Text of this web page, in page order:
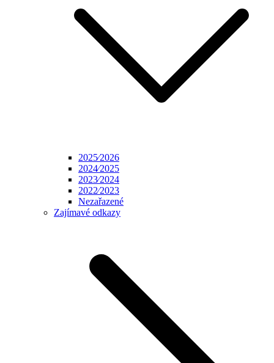
2025⁄2026
2024⁄2025
2023⁄2024
2022⁄2023
Nezařazené
Zajímavé odkazy